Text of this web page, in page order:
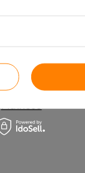
Płatność